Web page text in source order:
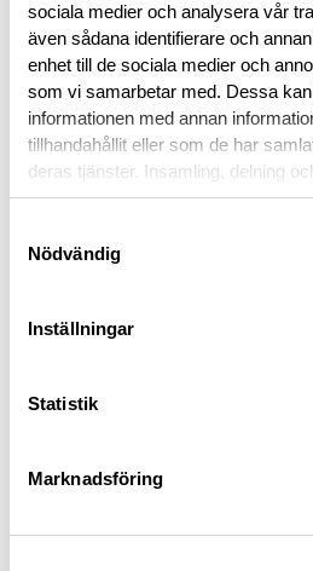
sociala medier och analysera vår
även sådana identifierare och
enhet till de sociala medier och
som vi samarbetar med. Dessa
informationen med annan
tillhandahållit eller som de har
deras tjänster. Insamling, delning
personuppgifter kan användas för
Nödvändig
Inställningar
Statistik
Marknadsföring
RECENSIONER
OM VARUMÄRKET
VAPENTILLBEHÖR